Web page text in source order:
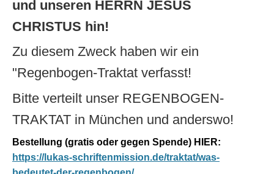
und unseren HERRN JESUS
CHRISTUS hin!
Zu diesem Zweck haben wir ein
"Regenbogen-Traktat verfasst!
Bitte verteilt unser REGENBOGEN-
TRAKTAT in München und anderswo!
Bestellung (gratis oder gegen Spende) HIER:
https://lukas-schriftenmission.de/traktat/was-